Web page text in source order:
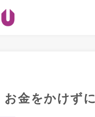
お金をかけず